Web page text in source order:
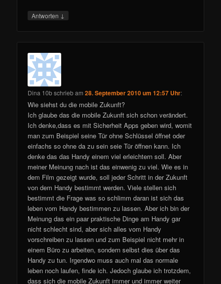
Antworten ↓
Dina 10bschriebam28. September 2010 um 12:57 Uhr:
Wie siehst du die mobile Zukunft?
Ich glaube das die mobile Zukunft sich schon verändert.
Ich denke,dass es mit Sicherheit Apps geben wird, womit
man zum Beispiel seine Tür ohne Schlüssel öffnet oder
einfachs so ohne da zu sein seie Tür öffnen kann. Ich
denke das das Handy einem viel erleichtern soll. Aber
meiner Meinung nach ist das einwenig zu viel. Wie es in
dem Film gezeigt wurde, soll jeder Schritt in der Zukunft
von dem Handy bestimmt werden. Viele stellen sich
bestimmt die Frage was so schlimm daran ist sich das
leben vom Handy bestimmen zu lassen. Aber ich bin der
Meinung das ein paar praktische Dinge am Handy gar
nicht schlecht sind, aber sich alles vom Handy
vorschreiben zu lassen und zum Beispiel nicht mehr in
einem Büro zu arbeiten, sondern selbst dies über das
Handy zu tun. Irgendwo muss auch mal das normale
leben noch laufen, finde ich. Jedoch glaube ich trotzdem,
dass sich die mobile Zukunft immer und immer weiter